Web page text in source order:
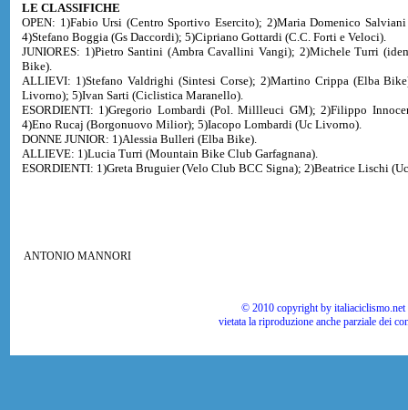
LE CLASSIFICHE
OPEN: 1)Fabio Ursi (Centro Sportivo Esercito); 2)Maria Domenico
4)Stefano Boggia (Gs Daccordi); 5)Cipriano Gottardi (C.C. Forti e Veloci).
JUNIORES: 1)Pietro Santini (Ambra Cavallini Vangi); 2)Michele Turri
Bike).
ALLIEVI: 1)Stefano Valdrighi (Sintesi Corse); 2)Martino Crippa (Elba
Livorno); 5)Ivan Sarti (Ciclistica Maranello).
ESORDIENTI: 1)Gregorio Lombardi (Pol. Millleuci GM); 2)Filippo
4)Eno Rucaj (Borgonuovo Milior); 5)Iacopo Lombardi (Uc Livorno).
DONNE JUNIOR: 1)Alessia Bulleri (Elba Bike).
ALLIEVE: 1)Lucia Turri (Mountain Bike Club Garfagnana).
ESORDIENTI: 1)Greta Bruguier (Velo Club BCC Signa); 2)Beatrice Lischi
ANTONIO MANNORI
© 2010 copyright by
vietata la riproduzione anche parziale dei